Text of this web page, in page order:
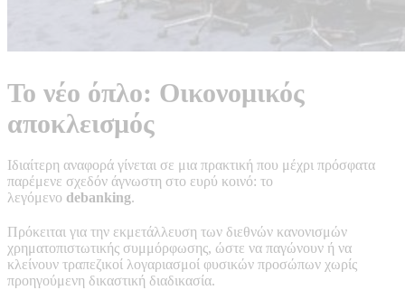
Το νέο όπλο: Οικονομικός
αποκλεισμός
Ιδιαίτερη αναφορά γίνεται σε μια πρακτική που μέχρι πρόσφατα
παρέμενε σχεδόν άγνωστη στο ευρύ κοινό: το
λεγόμενο debanking.
Πρόκειται για την εκμετάλλευση των διεθνών κανονισμών
χρηματοπιστωτικής συμμόρφωσης, ώστε να παγώνουν ή να
κλείνουν τραπεζικοί λογαριασμοί φυσικών προσώπων χωρίς
προηγούμενη δικαστική διαδικασία.